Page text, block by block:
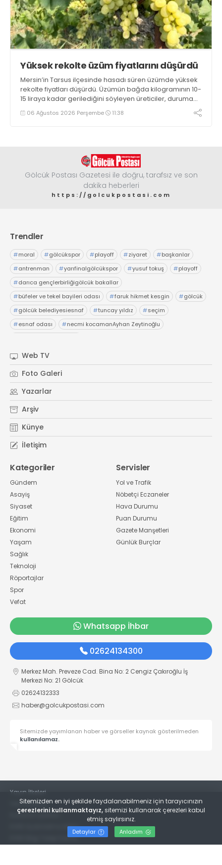
Yüksek rekolte üzüm fiyatlarını düşürdü
Mersin’in Tarsus ilçesinde hasadı süren üzümde yüksek
rekolte fiyatları düşürdü. Üzümün bağda kilogramının 10-
15 liraya kadar gerilediğini söyleyen üreticiler, duruma
tepki gösterdi
06 Ağustos 2026 Perşembe 11:38
Gölcük Postası Gazetesi ile doğru, tarafsız ve son
dakika heberleri
https://golcukpostasi.com
Trendler
#moral #gölcükspor #playoff #ziyaret #başkanlar
#antrenman #yarıfinalgölcükspor #yusuf tokuş #playoff
#darıca gençlerbirliğigölcük bakallar
#büfeler ve tekel bayileri odası #faruk hikmet kesgin #gölcük
#gölcük belediyesiesnaf #tuncay yıldız #seçim
#esnaf odası #necmi kocamanAyhan Zeytinoğlu
Web TV
Foto Galeri
Yazarlar
Arşiv
Künye
İletişim
Kategoriler
Gündem
Asayiş
Siyaset
Eğitim
Ekonomi
Yaşam
Sağlık
Teknoloji
Röportajlar
Spor
Vefat
Servisler
Yol ve Trafik
Nöbetçi Eczaneler
Hava Durumu
Puan Durumu
Gazete Manşetleri
Günlük Burçlar
Whatsapp İhbar
02624134300
Merkez Mah. Preveze Cad. Bina No: 2 Cengiz Çakıroğlu İş
Merkezi No: 21 Gölcük
02624132333
haber@golcukpostasi.com
Sitemizde yayımlanan haber ve görseller kaynak gösterilmeden
kullanılamaz.
Yayın İlkeleri
Veri Politikası
Kullanım Şartları
KVKK Aydınlatma Metni
KVKK Bilgi Talep Formu
Sitemizden en iyi şekilde faydalanabilmeniz için tarayıcınızın
çerezlerini kullanmaktayız, sitemizi kullanarak çerezleri kabul
etmiş saylırsınız.
Detaylar Anladım